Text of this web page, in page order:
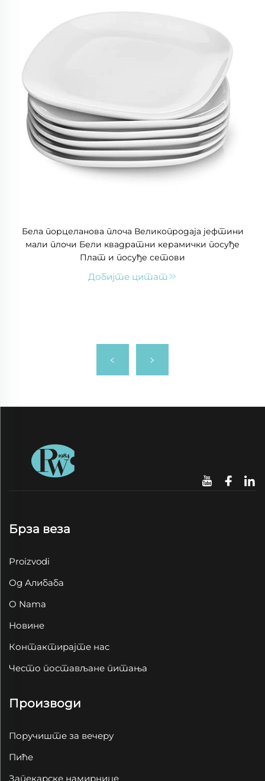
Бела порцеланова плоча Великопродаја јефтини
мали плочи Бели квадратни керамички посуђе
Плат и посуђе сетови
Добијте цитат
Брза веза
Proizvodi
Од Алибаба
O Nama
Новине
Контактирајте нас
Често постављане питања
Производи
Поручиште за вечеру
Пиће
Запекарске намирнице